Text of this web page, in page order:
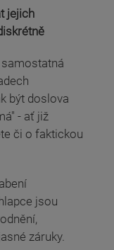
jejich
být doslova
- ať již
či o faktickou
jsou
záruky.